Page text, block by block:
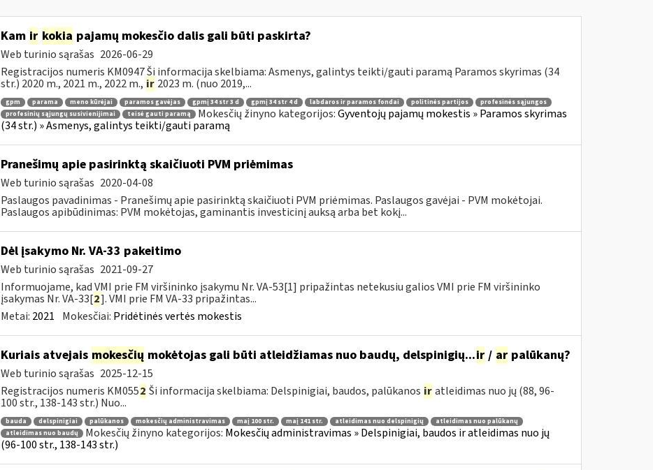
Kam ir kokia pajamų mokesčio dalis gali būti paskirta?
Web turinio sąrašas 2026-06-29
Registracijos numeris KM0947 Ši informacija skelbiama: Asmenys, galintys teikti/gauti paramą Paramos skyrimas (34
str.) 2020 m., 2021 m., 2022 m., ir 2023 m. (nuo 2019,...
gpm parama meno kūrėjai paramos gavėjas gpmį 34 str 3 d gpmį 34 str 4 d labdaros ir paramos fondai politinės partijos
profesinės sąjungos
profesinių sąjungų susivienijimai
teisė gauti paramą Mokesčių žinyno kategorijos:Gyventojų pajamų mokestis » Paramos skyrimas
(34 str.) » Asmenys, galintys teikti/gauti paramą
Pranešimų apie pasirinktą skaičiuoti PVM priėmimas
Web turinio sąrašas 2020-04-08
Paslaugos pavadinimas - Pranešimų apie pasirinktą skaičiuoti PVM priėmimas. Paslaugos gavėjai - PVM mokėtojai.
Paslaugos apibūdinimas: PVM mokėtojas, gaminantis investicinį auksą arba bet kokį...
Dėl įsakymo Nr. VA-33 pakeitimo
Web turinio sąrašas 2021-09-27
Informuojame, kad VMI prie FM viršininko įsakymu Nr. VA-53[1] pripažintas netekusiu galios VMI prie FM viršininko
įsakymas Nr. VA-33[2]. VMI prie FM VA-33 pripažintas...
Metai: 2021 Mokesčiai: Pridėtinės vertės mokestis
Kuriais atvejais mokesčių mokėtojas gali būti atleidžiamas nuo baudų, delspinigių...ir/ arpalūkanų?
Web turinio sąrašas 2025-12-15
Registracijos numeris KM0552 Ši informacija skelbiama: Delspinigiai, baudos, palūkanos ir atleidimas nuo jų (88, 96-
100 str., 138-143 str.) Nuo...
bauda delspinigiai palūkanos mokesčių administravimas maį 100 str. maį 141 str. atleidimas nuo delspinigių
atleidimas nuo palūkanų
atleidimas nuo baudų
Mokesčių žinyno kategorijos: Mokesčių administravimas » Delspinigiai, baudos ir atleidimas nuo jų
(96-100 str., 138-143 str.)